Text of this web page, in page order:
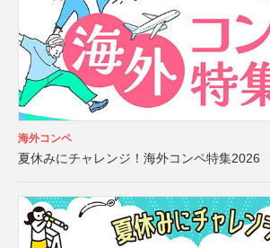
海外コンペ
夏休みにチャレンジ！海外コンペ特集2026